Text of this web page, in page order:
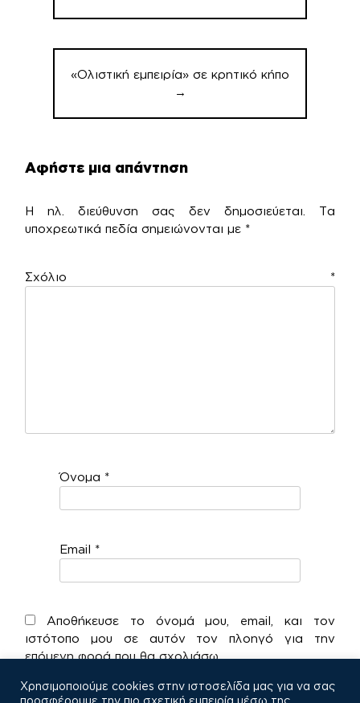
«Ολιστική εμπειρία» σε κρητικό κήπο
→
Αφήστε μια απάντηση
Η ηλ. διεύθυνση σας δεν δημοσιεύεται.
Τα
υποχρεωτικά πεδία σημειώνονται με *
Σχόλιο *
Όνομα *
Email *
Αποθήκευσε το όνομά μου, email, και τον
ιστότοπο μου σε αυτόν τον πλοηγό για την
επόμενη φορά που θα σχολιάσω.
Χρησιμοποιούμε cookies στην ιστοσελίδα μας για να σας
προσφέρουμε την πιο σχετική εμπειρία μέσω της